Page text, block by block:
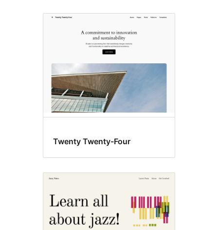
Twenty Twenty-Four